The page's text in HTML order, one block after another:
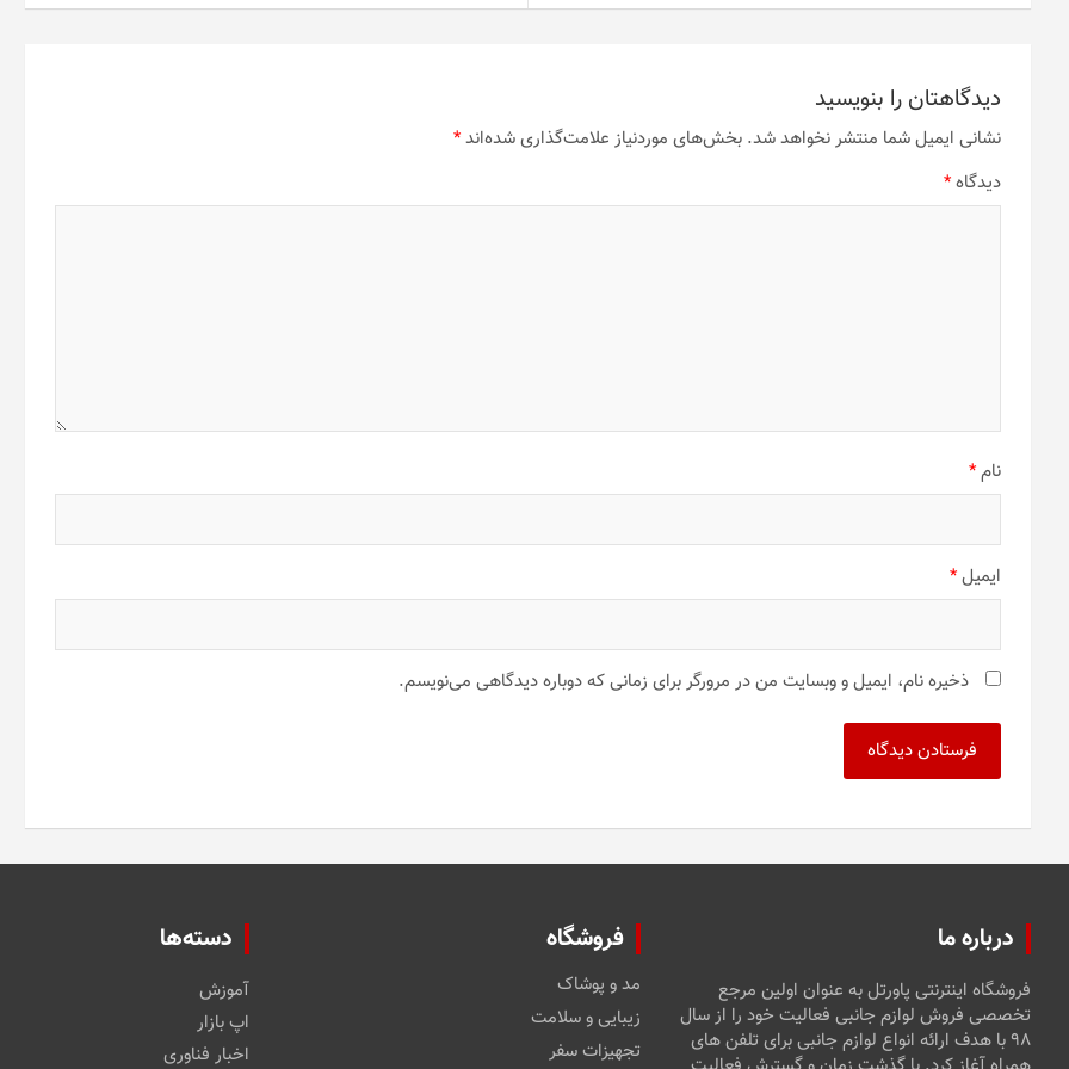
دیدگاهتان را بنویسید
نشانی ایمیل شما منتشر نخواهد شد. بخش‌های موردنیاز علامت‌گذاری شده‌اند*
دیدگاه*
نام*
ایمیل*
ذخیره نام، ایمیل و وبسایت من در مرورگر برای زمانی که دوباره دیدگاهی می‌نویسم.
درباره ما
فروشگاه اینترنتی پاورتل به عنوان اولین مرجع
تخصصی فروش لوازم جانبی فعالیت خود را از سال
۹۸ با هدف ارائه انواع لوازم جانبی برای تلفن های
فروشگاه
مد و پوشاک
زیبایی و سلامت
تجهیزات سفر
دسته‌ها
آموزش
اپ بازار
اخبار فناوری